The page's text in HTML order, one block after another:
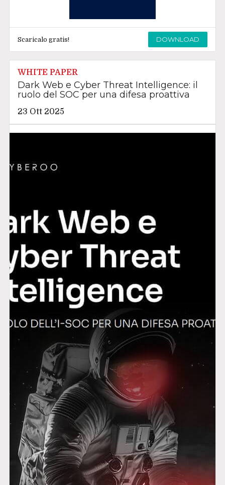
Scaricalo gratis! DOWNLOAD
WHITE PAPER
Dark Web e Cyber Threat Intelligence: il
ruolo del SOC per una difesa proattiva
23 Ott 2025